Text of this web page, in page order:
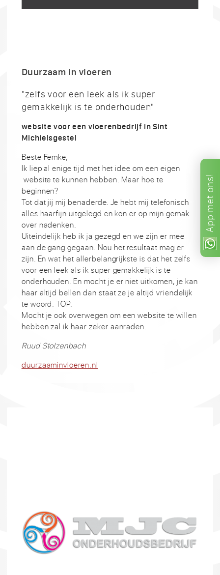
App
met
ons!
Duurzaam in vloeren
"zelfs voor een leek als ik super
gemakkelijk is te onderhouden"
website voor een vloerenbedrijf in Sint
Michielsgestel
Beste Femke,
Ik liep al enige tijd met het idee om een eigen
website te kunnen hebben. Maar hoe te
beginnen?
Tot dat jij mij benaderde. Je hebt mij telefonisch
alles haarfijn uitgelegd en kon er op mijn gemak
over nadenken.
Uiteindelijk heb ik ja gezegd en we zijn er mee
aan de gang gegaan. Nou het resultaat mag er
zijn. En wat het allerbelangrijkste is dat het zelfs
voor een leek als ik super gemakkelijk is te
onderhouden. En mocht je er niet uitkomen, je kan
haar altijd bellen dan staat ze je altijd vriendelijk
te woord. TOP.
Mocht je ook overwegen om een website te willen
hebben zal ik haar zeker aanraden.
Ruud Stolzenbach
duurzaaminvloeren.nl